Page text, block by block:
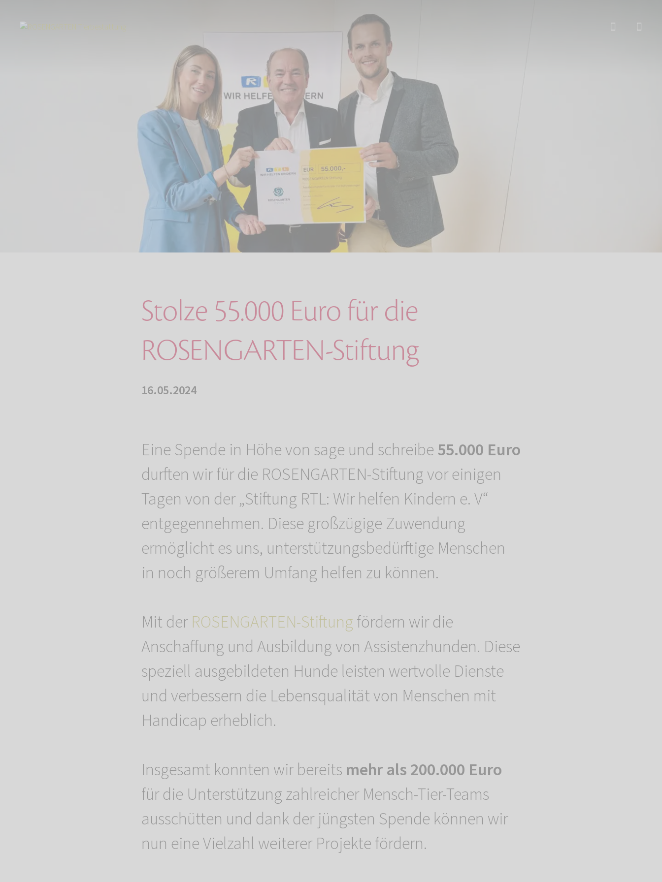
Stolze 55.000 Euro für die ROSENGARTEN-Stiftung
Stolze 55.000 Euro für die
ROSENGARTEN-Stiftung
16.05.2024
Eine Spende in Höhe von sage und schreibe55.000 Euro
durften wir für die ROSENGARTEN-Stiftung vor einigen
Tagen von der „Stiftung RTL: Wir helfen Kindern e. V“
entgegennehmen. Diese großzügige Zuwendung
ermöglicht es uns, unterstützungsbedürftige Menschen
in noch größerem Umfang helfen zu können.
Mit der ROSENGARTEN-Stiftungfördern wir die
Anschaffung und Ausbildung von Assistenzhunden. Diese
speziell ausgebildeten Hunde leisten wertvolle Dienste
und verbessern die Lebensqualität von Menschen mit
Handicap erheblich.
Insgesamt konnten wir bereits mehr als 200.000 Euro
für die Unterstützung zahlreicher Mensch-Tier-Teams
ausschütten und dank der jüngsten Spende können wir
nun eine Vielzahl weiterer Projekte fördern.